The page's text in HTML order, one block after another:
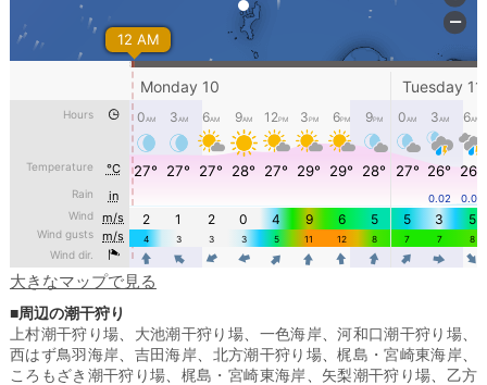
大きなマップで見る
■周辺の潮干狩り
上村潮干狩り場
大池潮干狩り場 一色海岸、河和口潮干狩り場
西はず鳥羽海岸
吉田海岸 北方潮干狩り場、梶島・宮崎東海岸
ころもざき潮干狩り場
梶島・宮崎東海岸 矢梨潮干狩り場
乙方